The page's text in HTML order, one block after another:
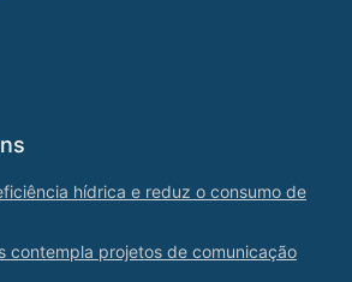
hídrica e reduz o consumo de
contempla projetos de comunicação